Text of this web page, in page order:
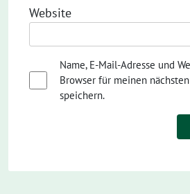
Website
Name, E-Mail-Adresse und
Browser für meinen
speichern.